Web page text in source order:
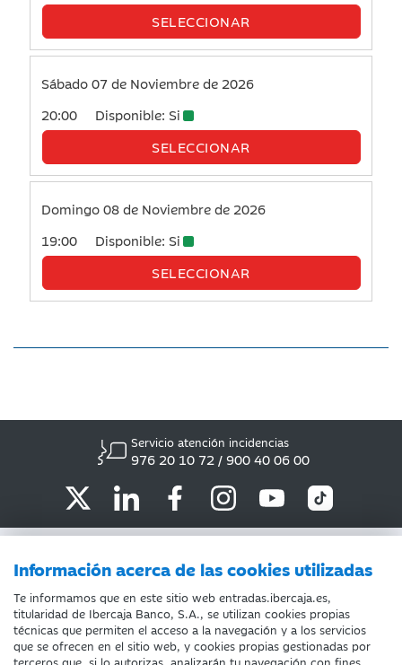
Información acerca de las cookies utilizadas
Te informamos que en este sitio web entradas.ibercaja.es,
titularidad de Ibercaja Banco, S.A., se utilizan cookies propias
técnicas que permiten el acceso a la navegación y a los servicios
que se ofrecen en el sitio web, y cookies propias gestionadas por
terceros que, si lo autorizas, analizarán tu navegación con fines
Servicio atención incidencias
976 20 10 72 / 900 40 06 00
INFORMACIÓN COMERCIAL IBERCAJA
AVISO LEGAL